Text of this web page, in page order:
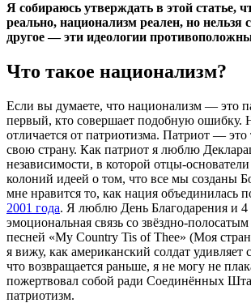
Я собираюсь утверждать в этой статье,
реально, национализм реален, но нельзя
другое — эти идеологии
Что такое национализм?
Если вы думаете, что национализм — это
первый, кто совершает подобную ошибку.
отличается от патриотизма. Патриот — это
свою страну. Как патриот я люблю
независимости, в которой отцы-
колоний идеей о том, что все мы созданы
мне нравится то, как нация объединилась
2001 года. Я люблю День Благодарения и
эмоциональная связь со звёздно-
песней «My Country Tis of Thee» (Моя
я вижу, как американский солдат удивляет
что возвращается раньше, я не могу не
пожертвовал собой ради Соединённых
патриотизм.